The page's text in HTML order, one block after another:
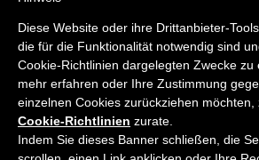
Weitere Unterstützer:
Diese Website oder ihre Drittanbieter-
die für die Funktionalität notwendig sind
Cookie-Richtlinien dargelegten Zwecke zu
mehr erfahren oder Ihre Zustimmung
einzelnen Cookies zurückziehen
Cookie-Richtlinien zurate.
Indem Sie dieses Banner schließen, die